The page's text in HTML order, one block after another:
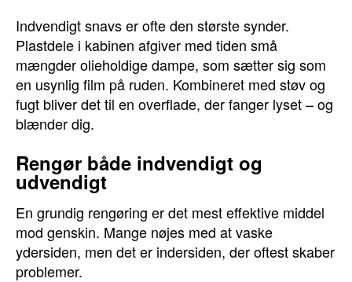
Indvendigt snavs er ofte den største synder.
Plastdele i kabinen afgiver med tiden små
mængder olieholdige dampe, som sætter sig som
en usynlig film på ruden. Kombineret med støv og
fugt bliver det til en overflade, der fanger lyset – og
blænder dig.
Rengør både indvendigt og
udvendigt
En grundig rengøring er det mest effektive middel
mod genskin. Mange nøjes med at vaske
ydersiden, men det er indersiden, der oftest skaber
problemer.